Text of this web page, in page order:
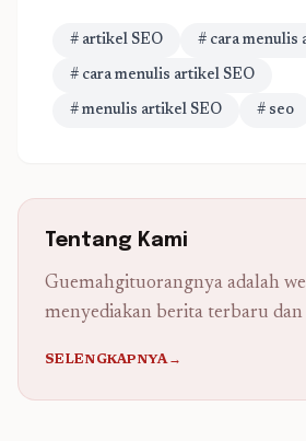
# artikel SEO # cara menulis
# cara menulis artikel SEO
# menulis artikel SEO # seo
Tentang Kami
Guemahgituorangnya adalah
menyediakan berita terbaru
SELENGKAPNYA→